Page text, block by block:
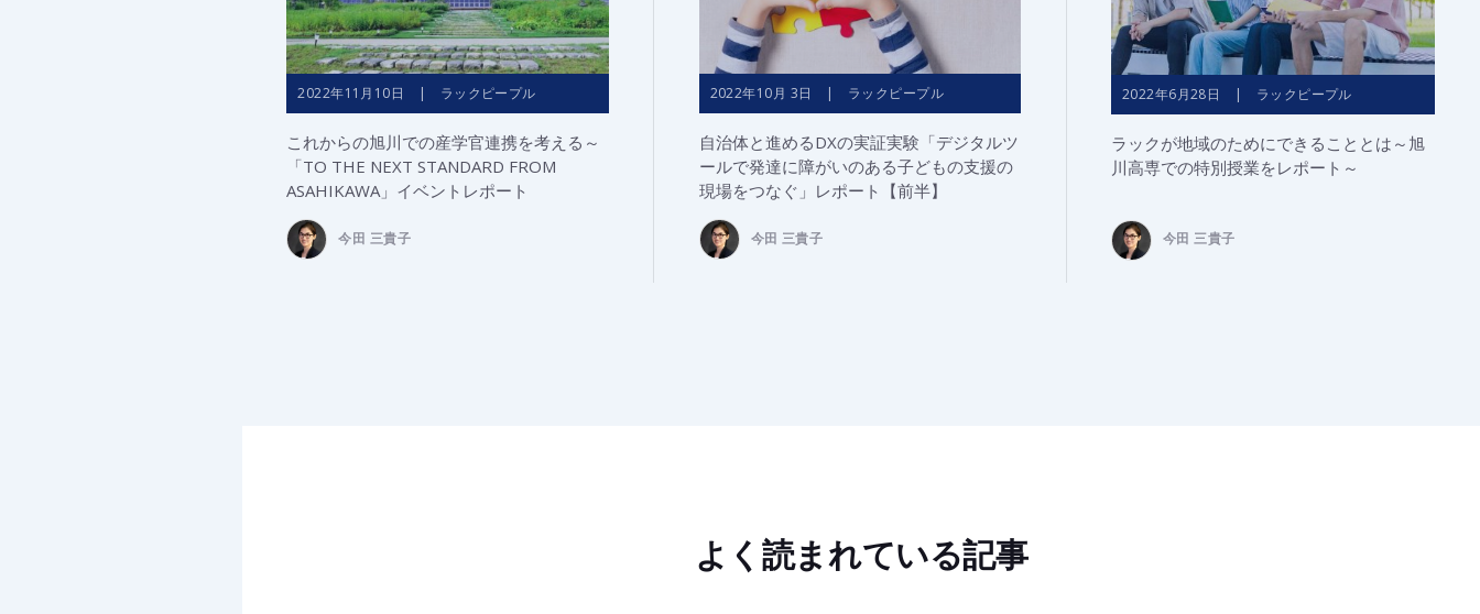
2022年11月10日 | ラックピープル
これからの旭川での産学官連携を考える～
「TO THE NEXT STANDARD FROM
ASAHIKAWA」イベントレポート
今田 三貴子
2022年10月 3日 | ラックピープル
自治体と進めるDXの実証実験「デジタルツ
ールで発達に障がいのある子どもの支援の
現場をつなぐ」レポート【前半】
今田 三貴子
2022年6月28日 | ラックピープル
ラックが地域のためにできることとは～旭
川高専での特別授業をレポート～
今田 三貴子
よく読まれている記事